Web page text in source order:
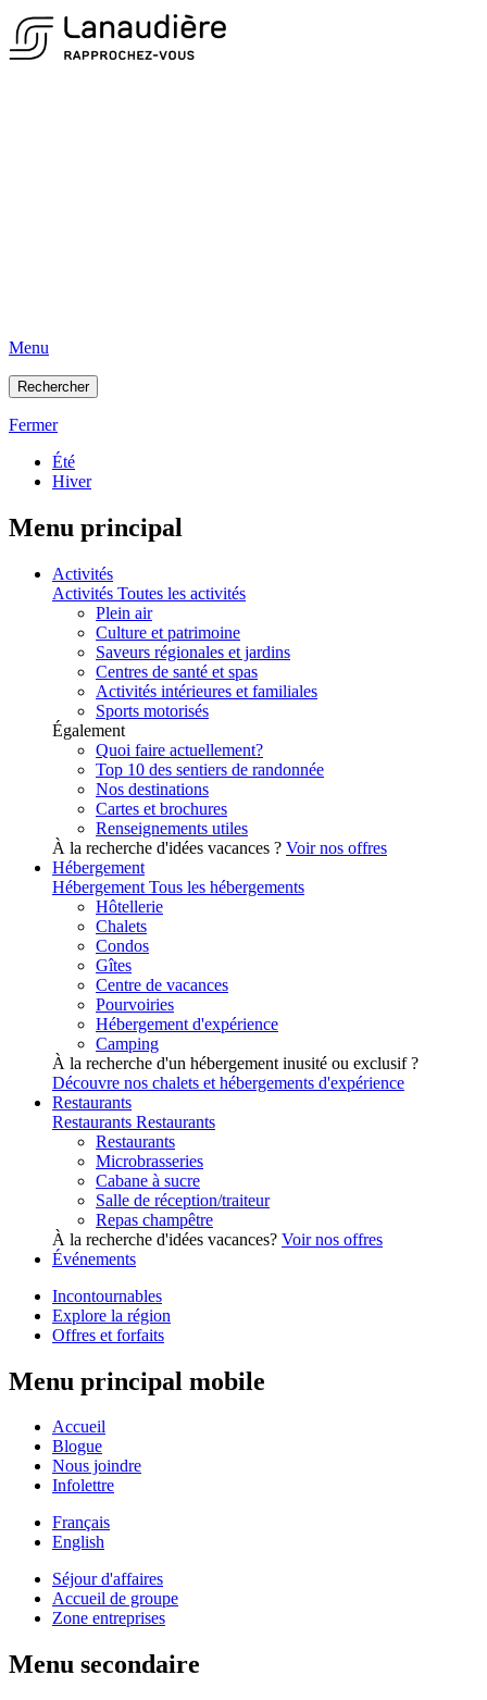
Menu
Rechercher
Fermer
Été
Hiver
Menu principal
Activités
Activités Toutes les activités
Plein air
Culture et patrimoine
Saveurs régionales et jardins
Centres de santé et spas
Activités intérieures et familiales
Sports motorisés
Également
Quoi faire actuellement?
Top 10 des sentiers de randonnée
Nos destinations
Cartes et brochures
Renseignements utiles
À la recherche d'idées vacances ? Voir nos offres
Hébergement
Hébergement Tous les hébergements
Hôtellerie
Chalets
Condos
Gîtes
Centre de vacances
Pourvoiries
Hébergement d'expérience
Camping
À la recherche d'un hébergement inusité ou exclusif ?
Découvre nos chalets et hébergements d'expérience
Restaurants
Restaurants Restaurants
Restaurants
Microbrasseries
Cabane à sucre
Salle de réception/traiteur
Repas champêtre
À la recherche d'idées vacances? Voir nos offres
Événements
Incontournables
Explore la région
Offres et forfaits
Menu principal mobile
Accueil
Blogue
Nous joindre
Infolettre
Français
English
Séjour d'affaires
Accueil de groupe
Zone entreprises
Menu secondaire